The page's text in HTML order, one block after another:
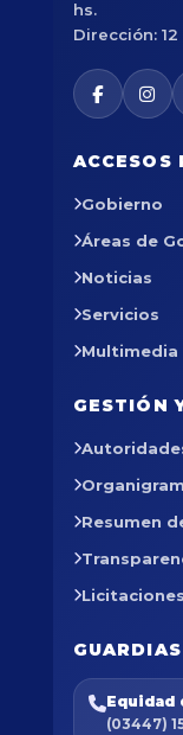
hs.
Dirección:
ACCESOS
Gobierno
Áreas de
Noticias
Servicios
Multimedia
GESTIÓN
Resumen
Licitaciones
Equidad
(03447)